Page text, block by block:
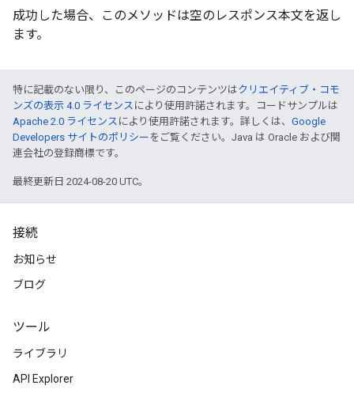
成功した場合、このメソッドは空のレスポンス本文を返し
ます。
特に記載のない限り、このページのコンテンツはクリエイティブ・コモ
ンズの表示 4.0 ライセンス により使用許諾されます。コードサンプルは
Apache 2.0 ライセンス により使用許諾されます。詳しくは、 Google
Developers サイトのポリシー をご覧ください。Java は Oracle および関
連会社の登録商標です。
最終更新日 2024-08-20 UTC。
接続
お知らせ
ブログ
ツール
ライブラリ
API Explorer